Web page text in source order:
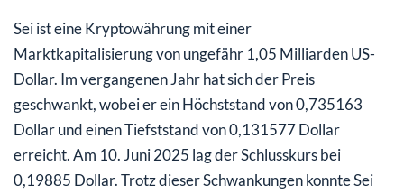
Sei ist eine Kryptowährung mit einer
Marktkapitalisierung von ungefähr 1,05 Milliarden US-
Dollar. Im vergangenen Jahr hat sich der Preis
geschwankt, wobei er ein Höchststand von 0,735163
Dollar und einen Tiefststand von 0,131577 Dollar
erreicht. Am 10. Juni 2025 lag der Schlusskurs bei
0,19885 Dollar. Trotz dieser Schwankungen konnte Sei